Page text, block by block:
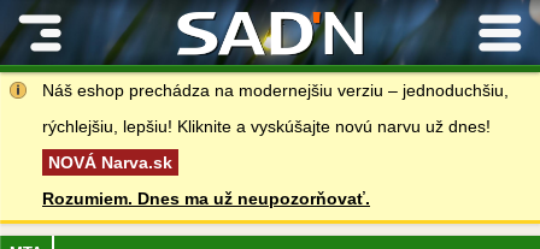
Náš eshop prechádza na modernejšiu verziu – jednoduchšiu,
rýchlejšiu, lepšiu! Kliknite a vyskúšajte novú narvu už dnes!
NOVÁ Narva.sk
Rozumiem. Dnes ma už neupozorňovať.
Kontakty